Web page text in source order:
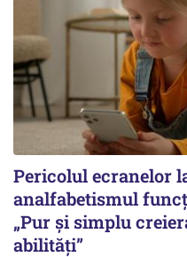
Pericolul ecranelor
analfabetismul
„Pur și simplu
abilități”